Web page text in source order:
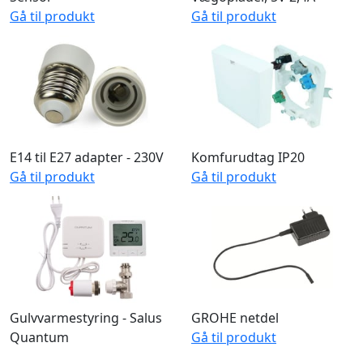
Panasonic Zone Vand
Sensor
Gå til produkt
Deltaco USB-A
Vægoplader, 5V 2,4A
Gå til produkt
E14 til E27 adapter - 230V
Gå til produkt
Komfurudtag IP20
Gå til produkt